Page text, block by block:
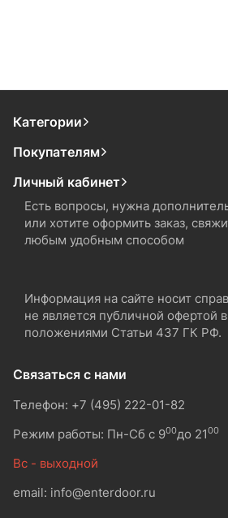
Категории
Покупателям
Личный кабинет
Есть вопросы, нужна
или хотите оформить заказ,
любым удобным способом
Информация на сайте носит
не является публичной офертой
положениями Статьи 437 ГК РФ.
Связаться с нами
Телефон: +7 (495) 222-01-82
Режим работы: Пн-Сб с 900до 2100
Вс - выходной
email: info@enterdoor.ru